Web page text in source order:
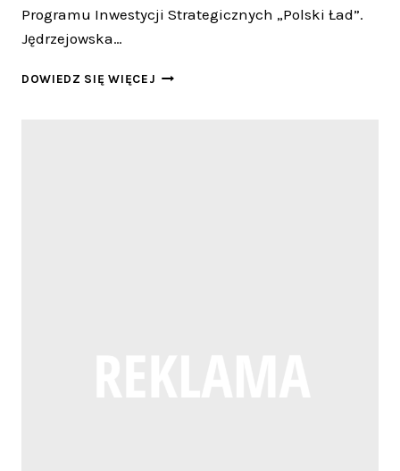
Programu Inwestycji Strategicznych „Polski Ład”.
Jędrzejowska…
DOWIEDZ SIĘ WIĘCEJ JĘDRZEJOWSKA